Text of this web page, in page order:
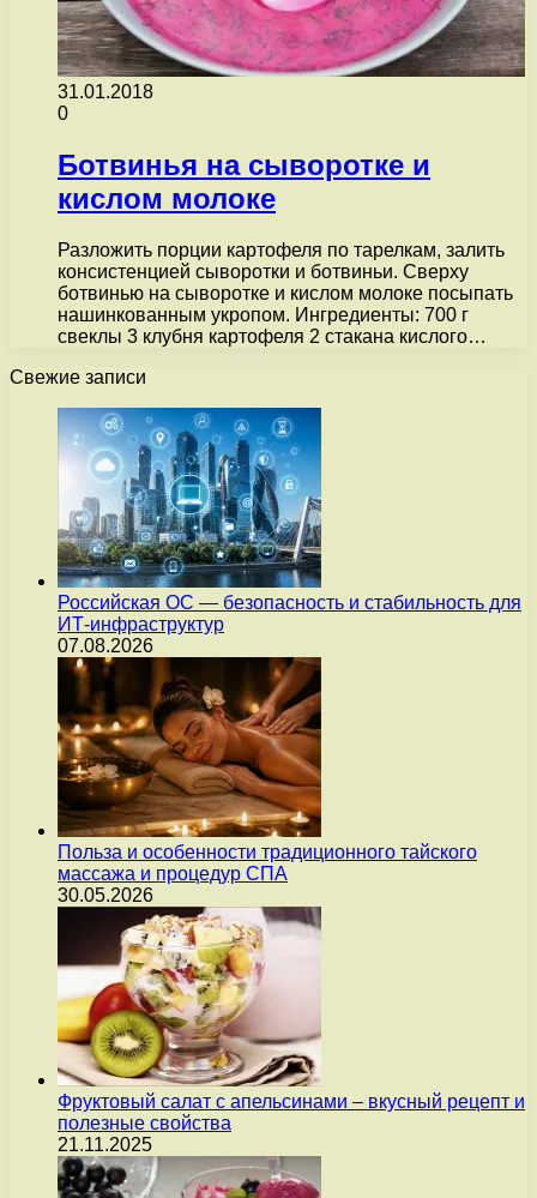
31.01.2018
0
Ботвинья на сыворотке и
кислом молоке
Разложить порции картофеля по тарелкам, залить
консистенцией сыворотки и ботвиньи. Сверху
ботвинью на сыворотке и кислом молоке посыпать
нашинкованным укропом. Ингредиенты: 700 г
свеклы 3 клубня картофеля 2 стакана кислого…
Свежие записи
Российская ОС — безопасность и стабильность для
ИТ-инфраструктур
07.08.2026
Польза и особенности традиционного тайского
массажа и процедур СПА
30.05.2026
Фруктовый салат с апельсинами – вкусный рецепт и
полезные свойства
21.11.2025